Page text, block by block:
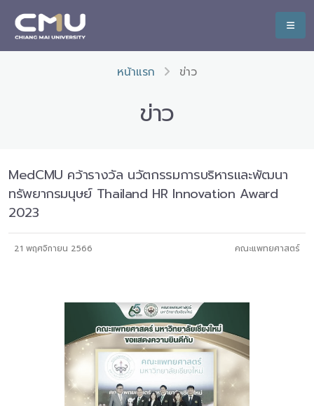
หน้าแรก ข่าว
ข่าว
MedCMU คว้ารางวัล นวัตกรรมการบริหารและพัฒนา
ทรัพยากรมนุษย์ Thailand HR Innovation Award
2023
21 พฤศจิกายน 2566 คณะแพทยศาสตร์